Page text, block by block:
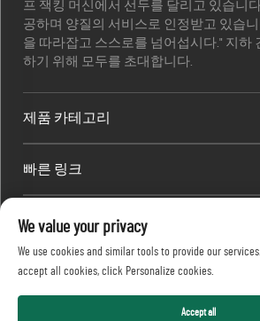
프 잭킹 머신에서 선두를 달리고 있습니
공하며 양질의 서비스로 인정받고 있습
을 따라잡고 스스로를 넘어섭시다." 지하
하기 위해 모두를 초대합니다.
제품 카테고리
빠른 링크
연락처 정보
Office add : 중국 후난성 장샤 시의 카이푸
공원
We value your privacy
We use cookies and similar tools to provide our
accept all cookies, click Personalize cookies.
Accept all